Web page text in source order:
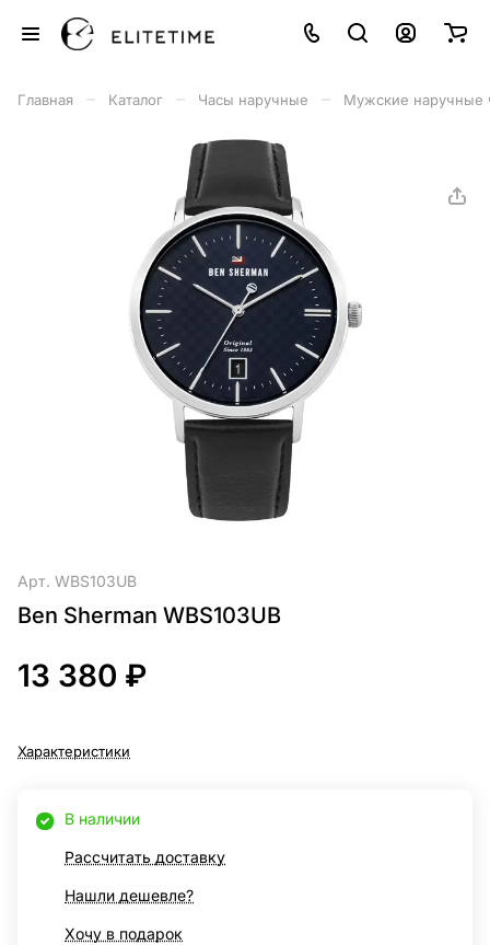
Главная Каталог Часы наручные Мужские наручные
Арт. WBS103UB
Ben Sherman WBS103UB
13 380 ₽
Характеристики
В наличии
Рассчитать доставку
Нашли дешевле?
Хочу в подарок